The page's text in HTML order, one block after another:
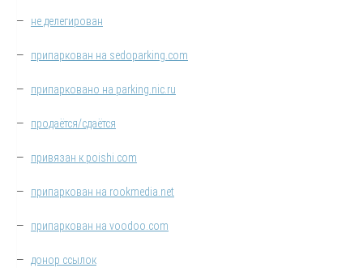
— не делегирован
— припаркован на sedoparking.com
— припарковано на parking.nic.ru
— продаётся/сдаётся
— привязан к poishi.com
— припаркован на rookmedia.net
— припаркован на voodoo.com
— донор ссылок